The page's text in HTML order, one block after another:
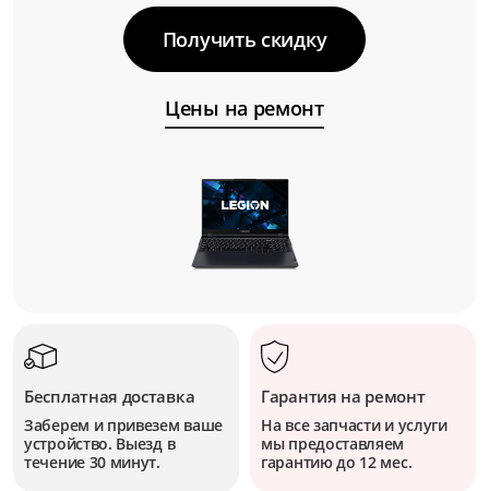
Получить скидку
Цены на ремонт
Бесплатная доставка
Заберем и привезем ваше
устройство. Выезд в
течение 30 минут.
Гарантия на ремонт
На все запчасти и услуги
мы предоставляем
гарантию до 12 мес.